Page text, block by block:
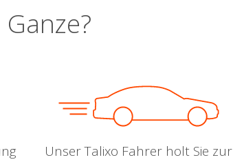
Unser Talixo Fahrer holt Sie zur